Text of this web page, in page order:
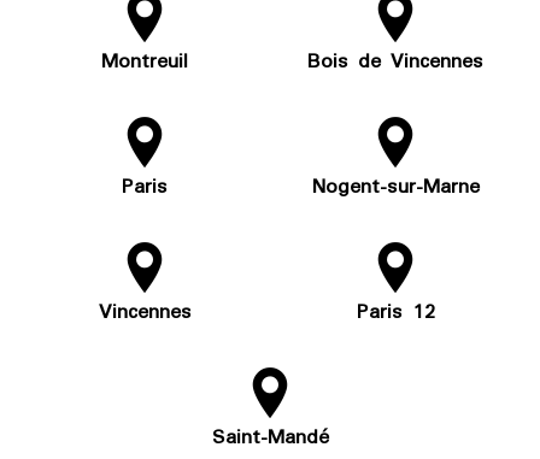
Montreuil Bois de Vincennes
Paris Nogent-sur-Marne
Vincennes Paris 12
Saint-Mandé